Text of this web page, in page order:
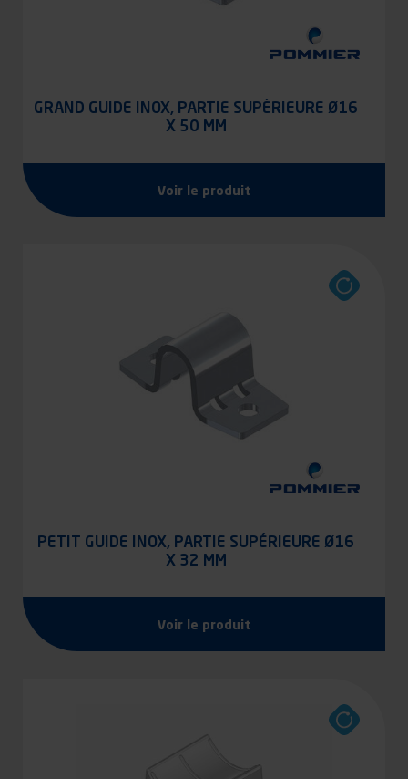
GRAND GUIDE INOX, PARTIE SUPÉRIEURE Ø16
X 50 MM
Voir le produit
PETIT GUIDE INOX, PARTIE SUPÉRIEURE Ø16
X 32 MM
Voir le produit